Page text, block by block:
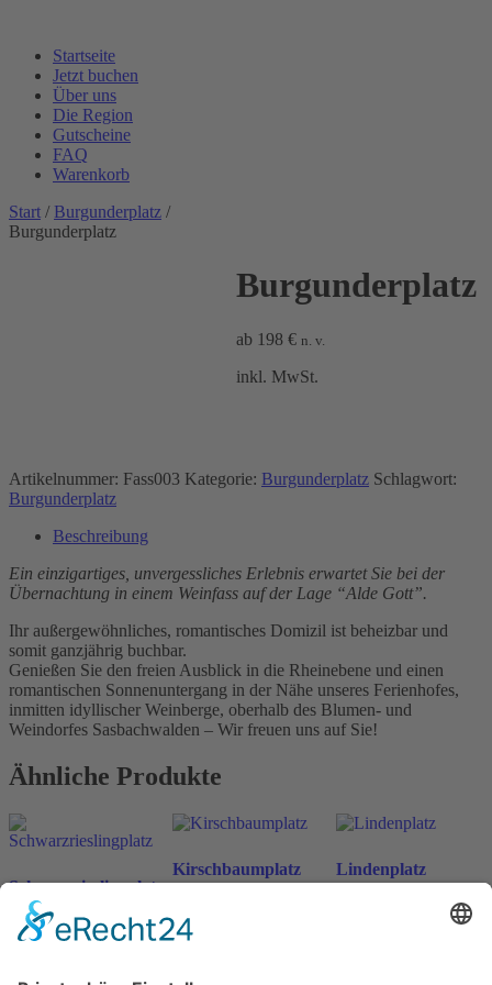
Startseite
Jetzt buchen
Über uns
Die Region
Gutscheine
FAQ
Warenkorb
Start / Burgunderplatz /
Burgunderplatz
Burgunderplatz
ab 198€ n. v.
inkl. MwSt.
Artikelnummer: Fass003 Kategorie: Burgunderplatz Schlagwort:
Burgunderplatz
Beschreibung
Ein einzigartiges, unvergessliches Erlebnis erwartet Sie bei der
Übernachtung in einem Weinfass auf der Lage “Alde Gott”.
Ihr außergewöhnliches, romantisches Domizil ist beheizbar und
somit ganzjährig buchbar.
Genießen Sie den freien Ausblick in die Rheinebene und einen
romantischen Sonnenuntergang in der Nähe unseres Ferienhofes,
inmitten idyllischer Weinberge, oberhalb des Blumen- und
Weindorfes Sasbachwalden – Wir freuen uns auf Sie!
Ähnliche Produkte
Schwarzrieslingplatz
ab198 n. v.
Kirschbaumplatz
inkl. MwSt.
Lindenplatz